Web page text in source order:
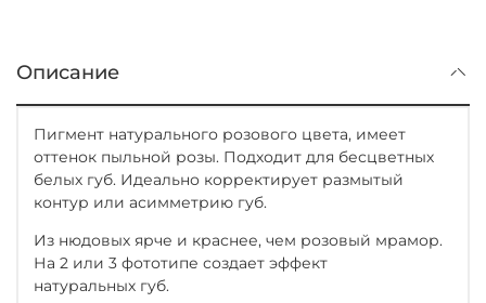
Описание
Пигмент натурального розового цвета, имеет
оттенок пыльной розы. Подходит для бесцветных
белых губ. Идеально корректирует размытый
контур или асимметрию губ.
Из нюдовых ярче и краснее, чем розовый мрамор.
На 2 или 3 фототипе создает эффект
натуральных губ.